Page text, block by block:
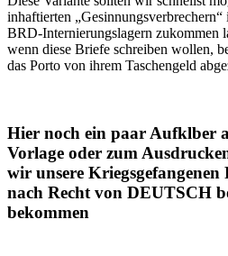
inhaftierten „Gesinnungsverbrechern“
BRD-Internierungslagern zukommen
wenn diese Briefe schreiben wollen,
das Porto von ihrem Taschengeld
Hier noch ein paar Aufklber
Vorlage oder zum
wir unsere Kriegsgefangenen
nach Recht von DEUTSCH
bekommen